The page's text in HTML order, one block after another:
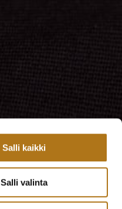
Salli kaikki
Salli valinta